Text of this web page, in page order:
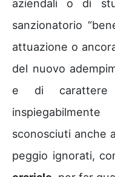
aziendali o di
sanzionatorio
attuazione o
del nuovo
e di carattere
sconosciuti anche
peggio ignorati,